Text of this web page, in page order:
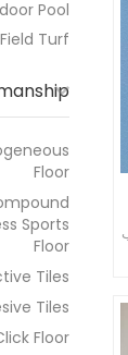
Pool
Turf
Floor
Sports
Floor
Tiles
Tiles
Floor